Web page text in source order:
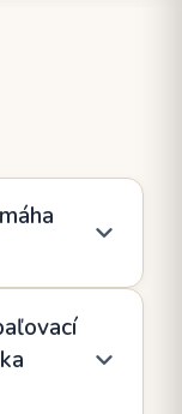
a
reagovať
a